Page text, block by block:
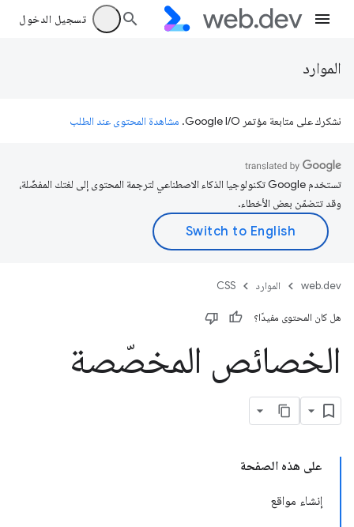
تسجيل الدخول
الموارد
نشكرك على متابعة مؤتمر Google I/O. مشاهدة المحتوى عند الطلب
تستخدم Google تكنولوجيا الذكاء الاصطناعي لترجمة المحتوى إلى لغتك المفضّلة،
وقد تتضمّن بعض الأخطاء.
web.dev الموارد CSS
هل كان المحتوى مفيدًا؟
الخصائص المخصّصة
على هذه الصفحة
إنشاء مواقع